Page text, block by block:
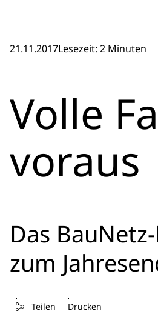
21.11.2017Lesezeit: 2 Minuten
Volle
voraus
Das
zum
Teilen Drucken